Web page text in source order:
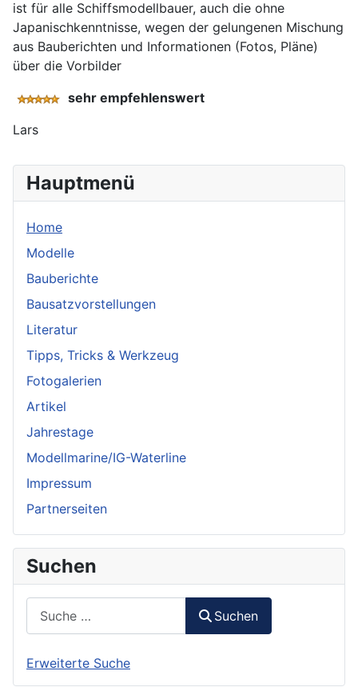
Hauptmenü
Home
Modelle
Bauberichte
Bausatzvorstellungen
Literatur
Tipps, Tricks & Werkzeug
Fotogalerien
Artikel
Jahrestage
Modellmarine/IG-Waterline
Impressum
Partnerseiten
Suchen
Suchen
Erweiterte Suche
ist für alle Schiffsmodellbauer, auch die ohne
Japanischkenntnisse, wegen der gelungenen Mischung
aus Bauberichten und Informationen (Fotos, Pläne)
über die Vorbilder
sehr empfehlenswert
Lars